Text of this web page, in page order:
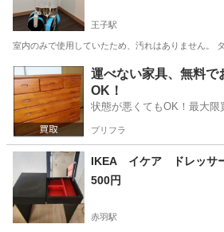
王子駅
室内のみで使用していたため、汚れはありません。
東京 北区 王子駅 収納家具
運べない家具、無料で
OK！
状態が悪くてもOK！最大限
プリフラ
IKEA イケア ドレッ
500円
赤羽駅